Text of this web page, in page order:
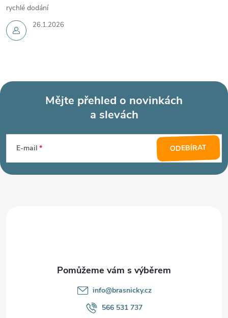
26.1.2026
rychlé dodání
p
Mějte přehled o novinkách
a slevách
E-mail ODEBÍRAT
info@brasnicky.cz
566 531 737